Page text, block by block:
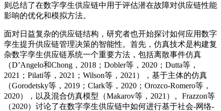
则总结了在数字孪生供应链中用于评估潜在故障对供应链性能
影响的优化和模拟方法。
面对日益复杂的供应链结构，研究者也开始探讨如何应用数字
孪生提升供应链管理决策的智能性。首先，仿真技术是构建复
杂数字孪生供应链系统一个重要方法，包括离散事件仿真
（D’Angelo和Chong，2018；Dobler等，2020；Dutta等，
2021；Pilati等，2021；Wilson等，2021），基于主体的仿真
（Gorodetsky等，2019；Clark等，2020；Orozco-Romero等，
2020），以及混合仿真模型（Makarov等，2021）。Frazzon等
（2020）讨论了在数字孪生供应链中如何进行基于社会-网络-